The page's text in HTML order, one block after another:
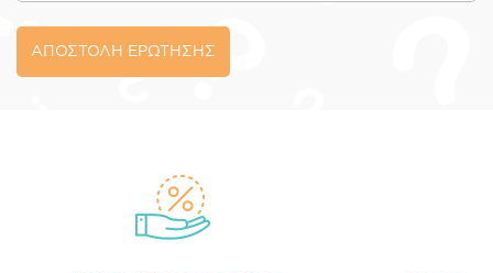
ΑΠΟΣΤΟΛΗ ΕΡΩΤΗΣΗΣ